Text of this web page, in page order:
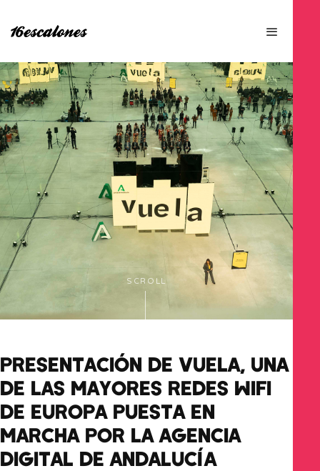
SCROLL
PRESENTACIÓN DE VUELA, UNA
DE LAS MAYORES REDES WIFI
DE EUROPA PUESTA EN
MARCHA POR LA AGENCIA
DIGITAL DE ANDALUCÍA